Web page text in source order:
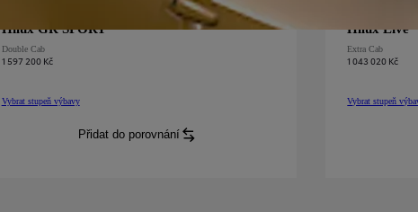
Hilux GR SPORT
Double Cab
1 597 200 Kč
Hilux GR SPORT Double Cab
Vybrat stupeň výbavy
Přidat do porovnání
Hilux Live
Extra Cab
1 043 020 Kč
Hilux Live Extra
Vybrat stupeň